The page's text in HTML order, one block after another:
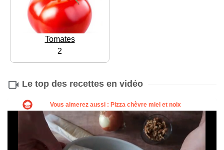
Tomates
2
Le top des recettes en vidéo